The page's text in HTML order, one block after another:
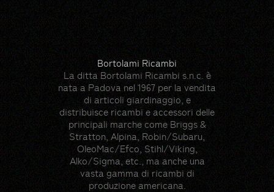
Bortolami Ricambi
La ditta Bortolami Ricambi s.n.c. è
nata a Padova nel 1967 per la vendita
di articoli giardinaggio, e
distribuisce ricambi e accessori delle
principali marche come Briggs &
Stratton, Alpina, Robin/Subaru,
OleoMac/Efco, Stihl/Viking,
Alko/Sigma, etc., ma anche una
vasta gamma di ricambi di
produzione americana.